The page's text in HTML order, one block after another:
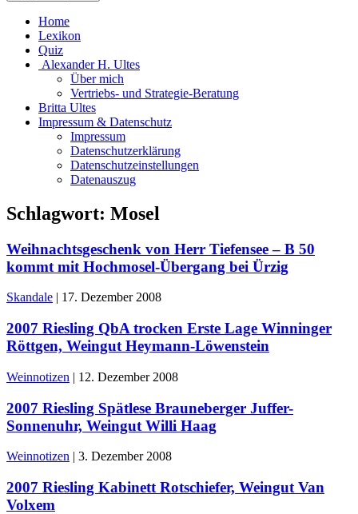
Home
Lexikon
Quiz
Alexander H. Ultes
Über mich
Vertriebs- und Strategie-Beratung
Britta Ultes
Impressum & Datenschutz
Impressum
Datenschutzerklärung
Datenschutzeinstellungen
Datenauszug
Schlagwort: Mosel
Weihnachtsgeschenk von Herr Tiefensee – B 50
kommt mit Hochmosel-Übergang bei Ürzig
Skandale | 17. Dezember 2008
2007 Riesling QbA trocken Erste Lage Winninger
Röttgen, Weingut Heymann-Löwenstein
Weinnotizen | 12. Dezember 2008
2007 Riesling Spätlese Brauneberger Juffer-
Sonnenuhr, Weingut Willi Haag
Weinnotizen | 3. Dezember 2008
2007 Riesling Kabinett Rotschiefer, Weingut Van
Volxem